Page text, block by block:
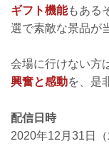
ギフト機能もある
選で素敵な景品が
会場に行けない方
興奮と感動を、是
配信日時
2020年12月31日（